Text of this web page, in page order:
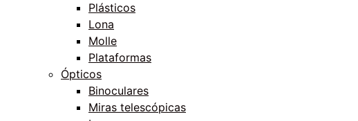
Plásticos
Lona
Molle
Plataformas
Ópticos
Binoculares
Miras telescópicas